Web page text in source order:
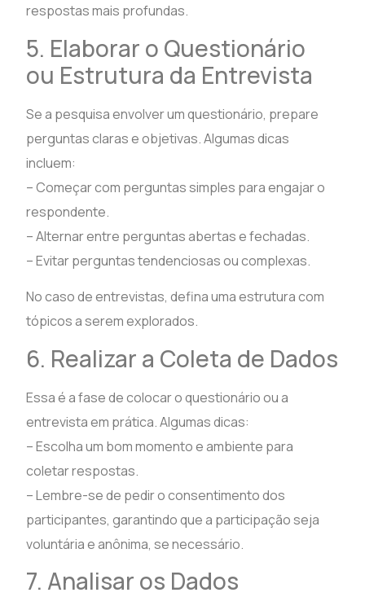
respostas mais profundas.
5. Elaborar o Questionário
ou Estrutura da Entrevista
Se a pesquisa envolver um questionário, prepare
perguntas claras e objetivas. Algumas dicas
incluem:
– Começar com perguntas simples para engajar o
respondente.
– Alternar entre perguntas abertas e fechadas.
– Evitar perguntas tendenciosas ou complexas.
No caso de entrevistas, defina uma estrutura com
tópicos a serem explorados.
6. Realizar a Coleta de Dados
Essa é a fase de colocar o questionário ou a
entrevista em prática. Algumas dicas:
– Escolha um bom momento e ambiente para
coletar respostas.
– Lembre-se de pedir o consentimento dos
participantes, garantindo que a participação seja
voluntária e anônima, se necessário.
7. Analisar os Dados